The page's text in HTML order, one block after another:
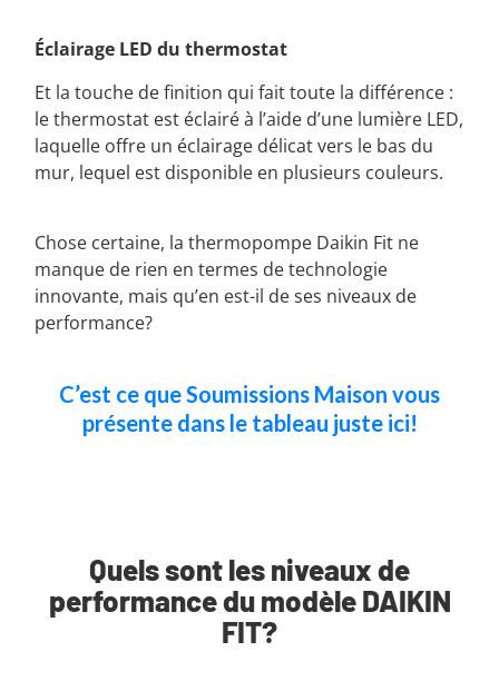
Éclairage LED du thermostat
Et la touche de finition qui fait toute la différence :
le thermostat est éclairé à l’aide d’une lumière LED,
laquelle offre un éclairage délicat vers le bas du
mur, lequel est disponible en plusieurs couleurs.
Chose certaine, la thermopompe Daikin Fit ne
manque de rien en termes de technologie
innovante, mais qu’en est-il de ses niveaux de
performance?
C’est ce que Soumissions Maison vous
présente dans le tableau juste ici!
Quels sont les niveaux de
performance du modèle DAIKIN
FIT?